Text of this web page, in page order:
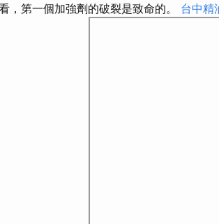
，第一個加強劑的破裂是致命的。 台中精